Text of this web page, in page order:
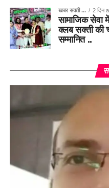
खबर सक्ती ... 2 दिन
सामाजिक सेवा
क्लब सक्ती की
सम्मानित ..